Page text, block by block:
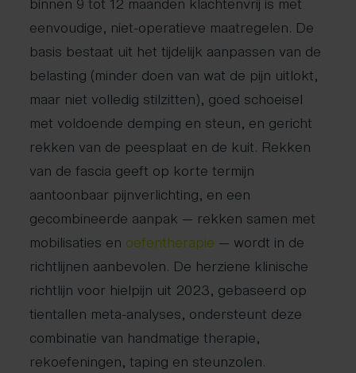
eenvoudige, niet-operatieve maatregelen. De
basis bestaat uit het tijdelijk aanpassen van de
belasting (minder doen van wat de pijn uitlokt,
maar niet volledig stilzitten), goed schoeisel
met voldoende demping en steun, en gericht
rekken van de peesplaat en de kuit. Rekken
van de fascia geeft op korte termijn
aantoonbaar pijnverlichting, en een
gecombineerde aanpak — rekken samen met
mobilisaties en oefentherapie — wordt in de
richtlijnen aanbevolen. De herziene klinische
richtlijn voor hielpijn uit 2023, gebaseerd op
tientallen meta-analyses, ondersteunt deze
combinatie van handmatige therapie,
rekoefeningen, taping en steunzolen.